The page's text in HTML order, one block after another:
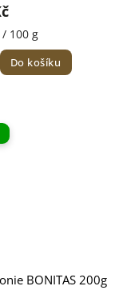
/ 100 g
Do košíku
BONITAS 200g